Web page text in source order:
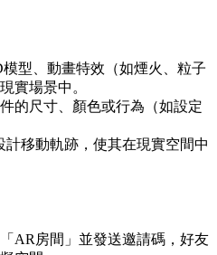
模型、動畫特效（如煙火、粒子
實場景中。
的尺寸、顏色或行為（如設定
計移動軌跡，使其在現實空間中
「AR房間」並發送邀請碼，好友